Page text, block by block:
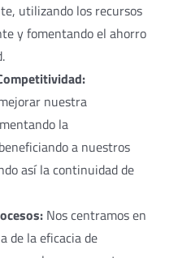
utilizando los recursos
y fomentando el ahorro
nuestra
la
a nuestros
así la continuidad de
Nos centramos en
de la eficacia de